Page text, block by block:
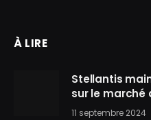
À LIRE
Stellantis
sur le marché
11 septembre 2024